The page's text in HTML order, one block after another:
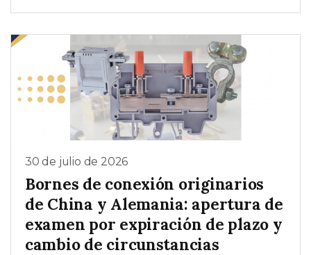
30 de julio de 2026
Bornes de conexión originarios
de China y Alemania: apertura de
examen por expiración de plazo y
cambio de circunstancias